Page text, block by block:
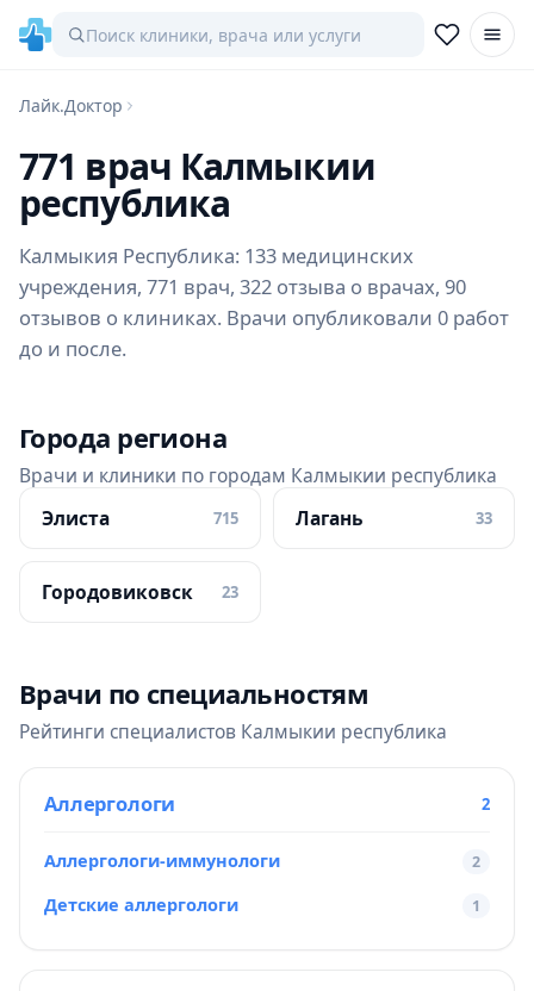
Лайк.Доктор
771 врач Калмыкии
республика
Калмыкия Республика: 133 медицинских
учреждения, 771 врач, 322 отзыва о врачах, 90
отзывов о клиниках. Врачи опубликовали 0 работ
до и после.
Города региона
Врачи и клиники по городам Калмыкии республика
Элиста
715 Лагань 33
Городовиковск 23
Врачи по специальностям
Рейтинги специалистов Калмыкии республика
Аллергологи 2
Аллергологи-иммунологи 2
Детские аллергологи 1